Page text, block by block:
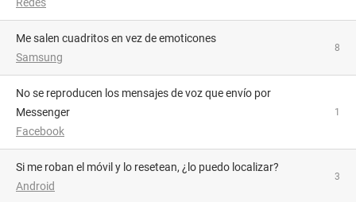
Me salen cuadritos en vez de emoticones
Samsung
8
No se reproducen los mensajes de voz que envío por
Messenger
Facebook
1
Si me roban el móvil y lo resetean, ¿lo puedo localizar?
Android
3